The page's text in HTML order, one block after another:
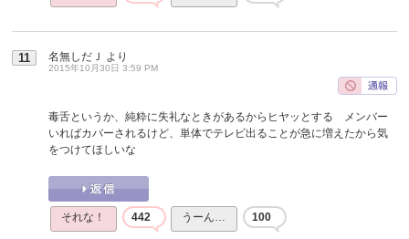
11 名無しだＪ より
2015年10月30日 3:59 PM
毒舌というか、純粋に失礼なときがあるからヒヤッとする メンバー
いればカバーされるけど、単体でテレビ出ることが急に増えたから気
をつけてほしいな
それな！ 442 うーん… 100